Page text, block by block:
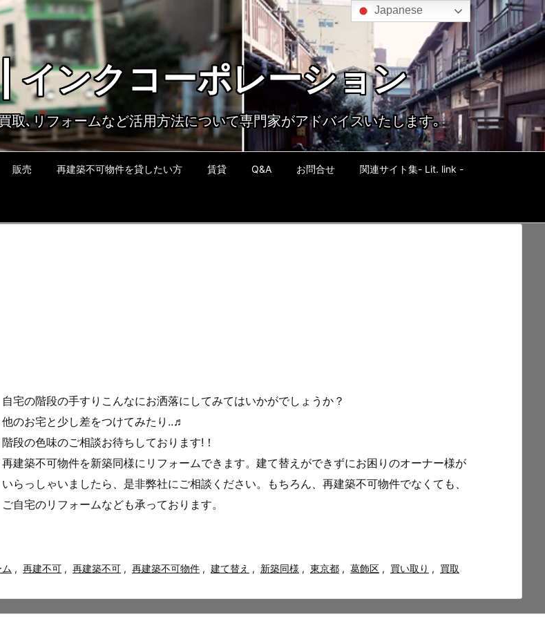
インクコーポレーション
､リフォームなど活用方法について専門家がアドバイスいたします｡
販売 再建築不可物件を貸したい方 賃貸 Q&A お問合せ 関連サイト集- Lit. link -
自宅の階段の手すりこんなにお洒落にしてみてはいかがでしょうか？
他のお宅と少し差をつけてみたり..♬
階段の色味のご相談お待ちしております!！
再建築不可物件を新築同様にリフォームできます。建て替えができずにお困りのオーナー様が
いらっしゃいましたら、是非弊社にご相談ください。もちろん、再建築不可物件でなくても、
ご自宅のリフォームなども承っております。
ム , 再建不可 , 再建築不可 , 再建築不可物件 , 建て替え , 新築同様 , 東京都 , 葛飾区 , 買い取り , 買取
Japanese